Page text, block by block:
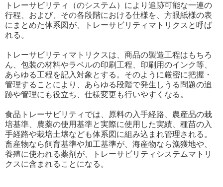
トレーサビリティ（のシステム）により追跡可能な一連の
行程、および、その各段階における仕様を、方眼紙様の表
にまとめた体系図が、トレーサビリティマトリクスと呼ば
れる。
トレーサビリティマトリクスは、商品の製造工程はもちろ
ん、包装の材料やラベルの印刷工程、印刷用のインク等、
あらゆる工程を記入対象とする。そのように厳密に把握・
管理することにより、あらゆる段階で発生しうる問題の追
跡や管理にも役立ち、仕様変更も行いやすくなる。
食品トレーサビリティでは、原料の入手経路、農産品の栽
培基準、農薬の使用基準と実際に使用した実績、種苗の入
手経路や栽培土壌なども体系図に組み込まれ管理される。
畜産物なら飼育基準や加工基準が、海産物なら漁獲地や、
養殖に使われる薬剤が、トレーサビリティシステムマトリ
クスに含まれることになる。